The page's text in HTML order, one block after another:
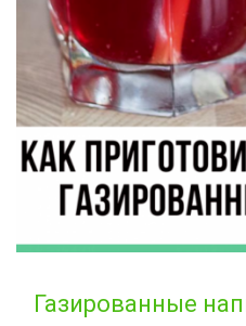
Газированные